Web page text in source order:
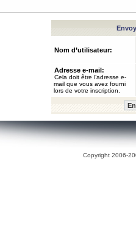
Nom d’utilisateur:
Adresse e-mail:
Cela doit être l’adresse e-
mail que vous avez fourni
lors de votre inscription.
Copyright 2006-